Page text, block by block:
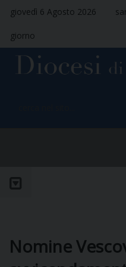
giovedì 6 Agosto 2026
giorno
Nomine